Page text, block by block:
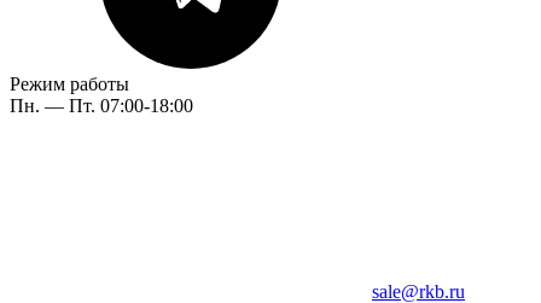
Режим работы
Пн. — Пт. 07:00-18:00
sale@rkb.ru